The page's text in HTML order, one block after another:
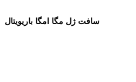
سافت ژل مگا امگا باریویتال